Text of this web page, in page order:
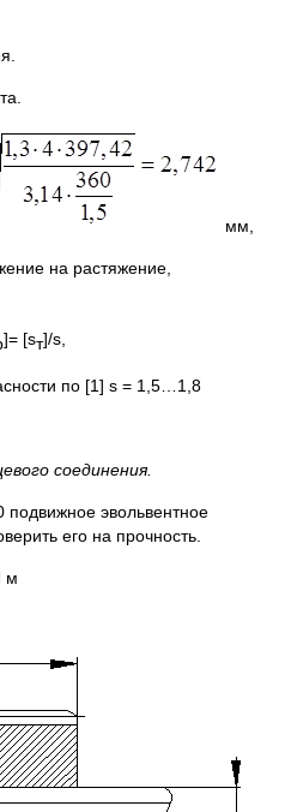
мм,
на растяжение,
]= [sт]/s,
по [1] s = 1,5…1,8
соединения.
эвольвентное
его на прочность.
T=550 Н м